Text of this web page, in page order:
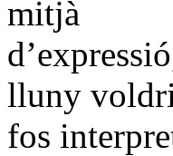
mitjà
lluny
fos